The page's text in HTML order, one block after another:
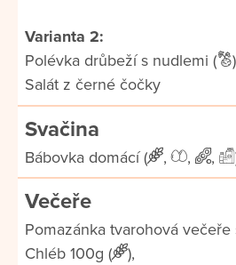
Varianta 2:
Polévka drůbeží s nudlemi (
Salát z černé čočky
Svačina
Bábovka domácí ( , , ,
Večeře
Pomazánka tvarohová večeře
Chléb 100g (
),